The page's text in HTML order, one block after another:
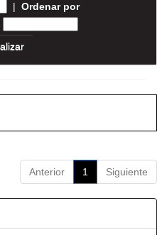
| Ordenar por
Anterior 1 Siguiente